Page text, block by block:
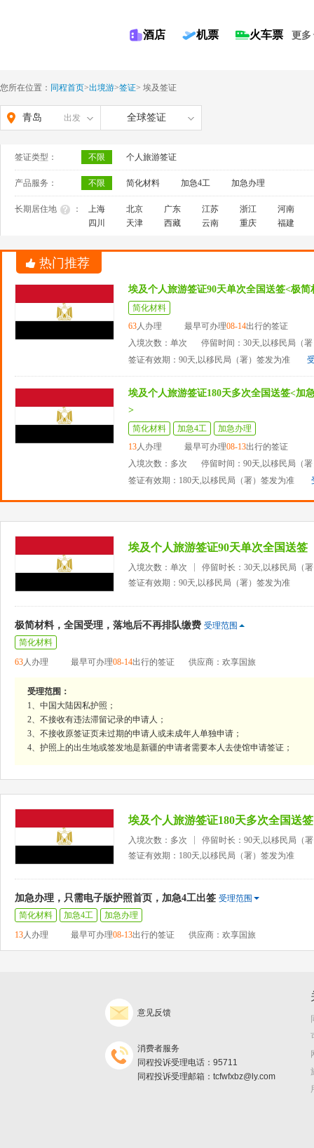
酒店 机票 火车票 更多
您所在位置： 同程首页>出境游>签证> 埃及签证
青岛 出发 全球签证
签证类型： 不限 个人旅游签证
产品服务： 不限 简化材料 加急4工 加急办理
长期居住地 ： 上海 北京 广东 江苏 浙江
河南
四川
天津 西藏 云南 重庆 福建
热门推荐
埃及个人旅游签证90天单次全国送签<极
简化材料
63人办理 最早可办理08-14出行的签证
入境次数：单次
停留时间：30天,以移民局（
签证有效期：90天,以移民局（署）签发为准
埃及个人旅游签证180天多次全国送签<加
>
简化材料 加急4工
加急办理
13人办理 最早可办理08-13出行的签证
入境次数：多次
停留时间：90天,以移民局（
签证有效期：180天,以移民局（署）签发为准
埃及个人旅游签证90天单次全国送签
入境次数：单次
停留时长：30天,以移民局（
签证有效期：90天,以移民局（署）签发为准
极简材料，全国受理，落地后不再排队缴费 受理范围
简化材料
63人办理 最早可办理08-14出行的签证 供应商：欢享国旅
受理范围：
1、中国大陆因私护照；
2、不接收有违法滞留记录的申请人；
3、不接收原签证页未过期的申请人或未成年人单独申请；
4、护照上的出生地或签发地是新疆的申请者需要本人去使馆申请签证；
埃及个人旅游签证180天多次全国送签
入境次数：多次
停留时长：90天,以移民局（
签证有效期：180天,以移民局（署）签发为准
加急办理，只需电子版护照首页，加急4工出签 受理范围
简化材料
加急4工
加急办理
13人办理 最早可办理08-13出行的签证 供应商：欢享国旅
意见反馈
消费者服务
同程投诉受理电话：95711
同程投诉受理邮箱：tcfwfxbz@ly.com